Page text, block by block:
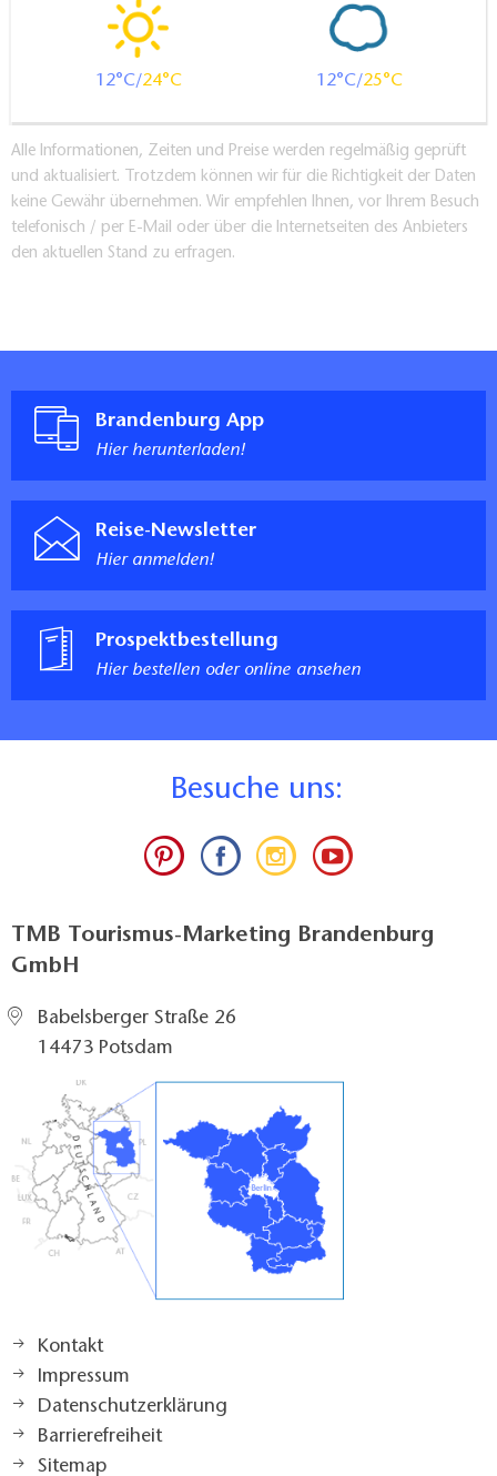
12 24 12 25
Alle Informationen, Zeiten und Preise werden regelmäßig geprüft
und aktualisiert. Trotzdem können wir für die Richtigkeit der Daten
keine Gewähr übernehmen. Wir empfehlen Ihnen, vor Ihrem Besuch
telefonisch / per E-Mail oder über die Internetseiten des Anbieters
den aktuellen Stand zu erfragen.
Brandenburg App
Hier herunterladen!
Reise-Newsletter
Hier anmelden!
Prospektbestellung
Hier bestellen oder online ansehen
Besuche uns:
TMB Tourismus-Marketing Brandenburg
GmbH
Babelsberger Straße 26
14473 Potsdam
Kontakt
Impressum
Datenschutzerklärung
Barrierefreiheit
Sitemap